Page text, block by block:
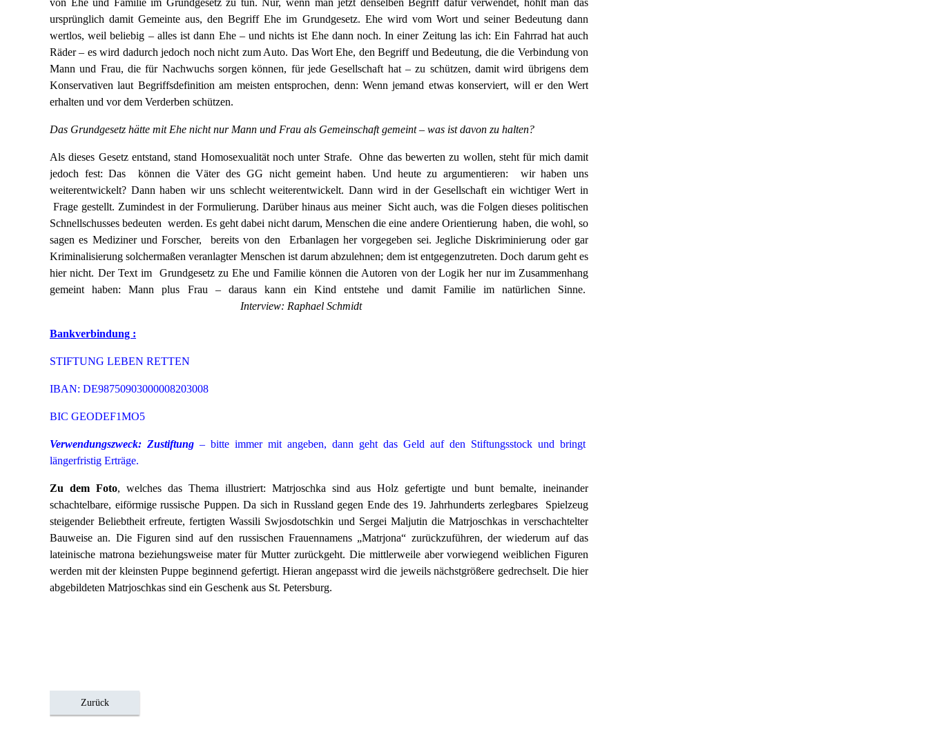
ursprünglich damit Gemeinte aus, den Begriff Ehe im Grundgesetz. Ehe wird vom Wort und seiner Bedeutung dann
wertlos, weil beliebig – alles ist dann Ehe – und nichts ist Ehe dann noch. In einer Zeitung las ich: Ein Fahrrad hat auch
Räder – es wird dadurch jedoch noch nicht zum Auto. Das Wort Ehe, den Begriff und Bedeutung, die die Verbindung von
Mann und Frau, die für Nachwuchs sorgen können, für jede Gesellschaft hat – zu schützen, damit wird übrigens dem
Konservativen laut Begriffsdefinition am meisten entsprochen, denn: Wenn jemand etwas konserviert, will er den Wert
erhalten und vor dem Verderben schützen.
Das Grundgesetz hätte mit Ehe nicht nur Mann und Frau als Gemeinschaftgemeint – was ist davon zu halten?
Als dieses Gesetz entstand, stand Homosexualität noch unter Strafe. Ohne das bewerten zu wollen, steht für mich damit
jedoch fest: Das können die Väter des GG nicht gemeint haben. Und heute zu argumentieren: wir haben uns
weiterentwickelt? Dann haben wir uns schlecht weiterentwickelt. Dann wird in der Gesellschaft ein wichtiger Wert in
Frage gestellt. Zumindest in der Formulierung. Darüber hinaus aus meiner Sicht auch, was die Folgen dieses politischen
Schnellschusses bedeuten werden. Es geht dabei nicht darum, Menschen die eine andere Orientierung haben, die wohl, so
sagen es Mediziner und Forscher, bereits von den Erbanlagen her vorgegeben sei. Jegliche Diskriminierung oder gar
Kriminalisierung solchermaßen veranlagter Menschen ist darum abzulehnen; dem ist entgegenzutreten. Doch darum geht es
hier nicht. Der Text im Grundgesetz zu Ehe und Familie können die Autoren von der Logik her nur im Zusammenhang
gemeint haben: Mann plus Frau – daraus kann ein Kind entstehe und damit Familie im natürlichen Sinne.
Interview: Raphael Schmidt
Bankverbindung :
STIFTUNG LEBEN RETTEN
IBAN: DE98750903000008203008
BIC GEODEF1MO5
Verwendungszweck: Zustiftung – bitte immer mit angeben, dann geht das Geld auf den Stiftungsstock und bringt
längerfristig Erträge.
Zu dem Foto, welches das Thema illustriert: Matrjoschka sind aus Holz gefertigte und bunt bemalte, ineinander
schachtelbare, eiförmige russische Puppen. Da sich in Russland gegen Ende des 19. Jahrhunderts zerlegbares Spielzeug
steigender Beliebtheit erfreute, fertigten Wassili Swjosdotschkin und Sergei Maljutin die Matrjoschkas in verschachtelter
Bauweise an. Die Figuren sind auf den russischen Frauennamens „Matrjona“ zurückzuführen, der wiederum auf das
lateinische matrona beziehungsweise mater für Mutter zurückgeht. Die mittlerweile aber vorwiegend weiblichen Figuren
werden mit der kleinsten Puppe beginnend gefertigt. Hieran angepasst wird die jeweils nächstgrößere gedrechselt. Die hier
abgebildeten Matrjoschkas sind ein Geschenk aus St. Petersburg.
Zurück